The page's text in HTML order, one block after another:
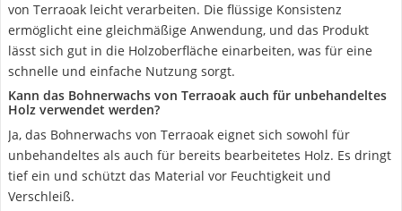
von Terraoak leicht verarbeiten. Die flüssige Konsistenz
ermöglicht eine gleichmäßige Anwendung, und das Produkt
lässt sich gut in die Holzoberfläche einarbeiten, was für eine
schnelle und einfache Nutzung sorgt.
Kann das Bohnerwachs von Terraoak auch für unbehandeltes
Holz verwendet werden?
Ja, das Bohnerwachs von Terraoak eignet sich sowohl für
unbehandeltes als auch für bereits bearbeitetes Holz. Es dringt
tief ein und schützt das Material vor Feuchtigkeit und
Verschleiß.